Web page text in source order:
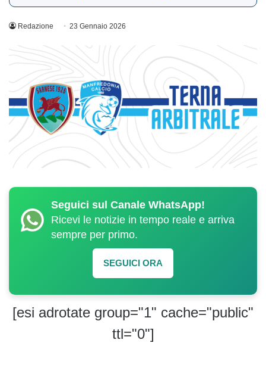
Redazione 23 Gennaio 2026
Seguici sul Canale WhatsApp!
Ricevi le notizie in tempo reale e arriva
sempre per primo.
SEGUICI ORA
[esi adrotate group="1" cache="public"
ttl="0"]